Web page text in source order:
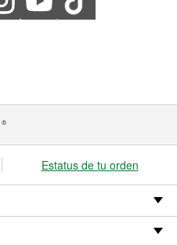
®
Estatus de tu orden